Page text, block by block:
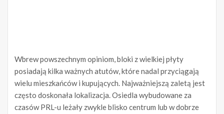
Wbrew powszechnym opiniom, bloki z wielkiej płyty
posiadają kilka ważnych atutów, które nadal przyciągają
wielu mieszkańców i kupujących. Najważniejszą zaletą jest
często doskonała lokalizacja. Osiedla wybudowane za
czasów PRL-u leżały zwykle blisko centrum lub w dobrze